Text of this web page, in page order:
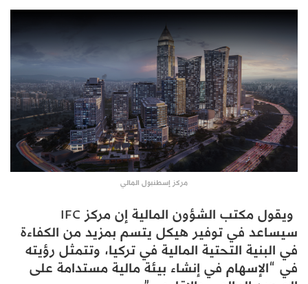
مركز إسطنبول المالي
ويقول مكتب الشؤون المالية إن مركز IFC
سيساعد في توفير هيكل يتسم بمزيد من الكفاءة
في البنية التحتية المالية في تركيا، وتتمثل رؤيته
في “الإسهام في إنشاء بيئة مالية مستدامة على